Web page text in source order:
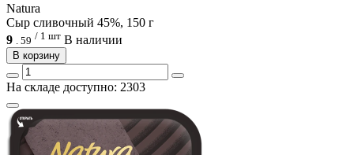
Natura
Сыр сливочный 45%, 150 г
9
59 / 1 шт В наличии
В корзину
На складе доступно: 2303